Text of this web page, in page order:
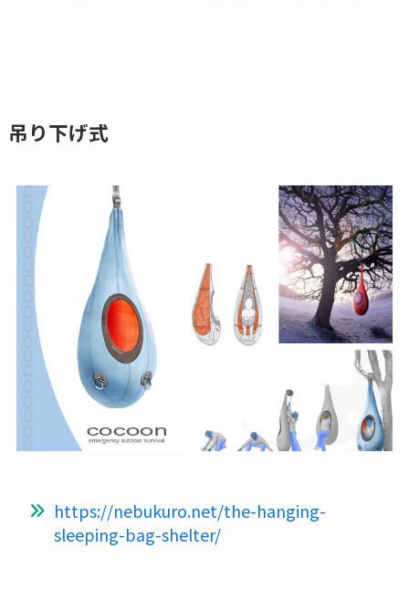
吊り下げ式
https://nebukuro.net/the-hanging-
sleeping-bag-shelter/